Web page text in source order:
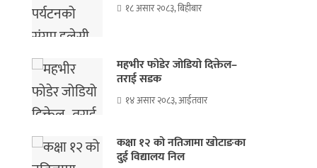
१८ असार २०८३, बिहीबार
महभीर फोडेर जोडियो दिक्तेल–
तराई सडक
१४ असार २०८३, आईतवार
कक्षा १२ को नतिजामा खोटाङका
दुई विद्यालय निल